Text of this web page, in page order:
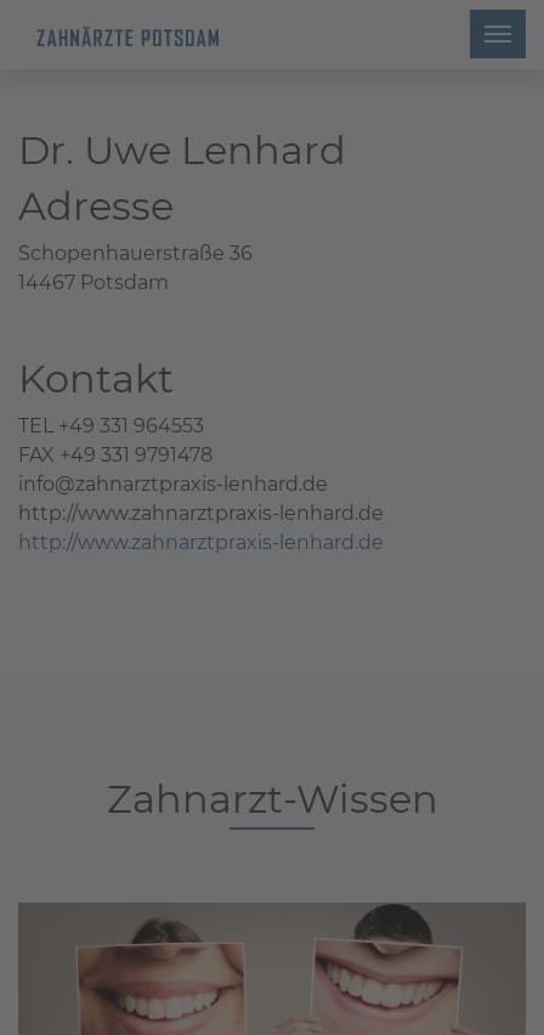
Dr. Uwe Lenhard
Adresse
Schopenhauerstraße 36
14467 Potsdam
Kontakt
TEL +49 331 964553
FAX +49 331 9791478
info@zahnarztpraxis-lenhard.de
http://www.zahnarztpraxis-lenhard.de
http://www.zahnarztpraxis-lenhard.de
Zahnarzt-Wissen